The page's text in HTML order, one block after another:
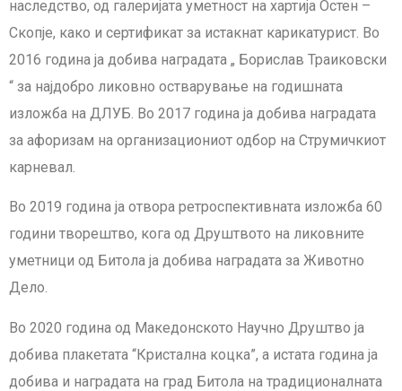
наследство, од галеријата уметност на хартија Остен –
Скопје, како и сертификат за истакнат карикатурист. Во
2016 година ја добива наградата „ Борислав Траиковски
“ за најдобро ликовно остварување на годишната
изложба на ДЛУБ. Во 2017 година ја добива наградата
за афоризам на организациониот одбор на Струмичкиот
карневал.
Во 2019 година ја отвора ретроспективната изложба 60
години творештво, кога од Друштвото на ликовните
уметници од Битола ја добива наградата за Животно
Дело.
Во 2020 година од Македонското Научно Друштво ја
добива плакетата “Кристална коцка”, а истата година ја
добива и наградата на град Битола на традиционалната